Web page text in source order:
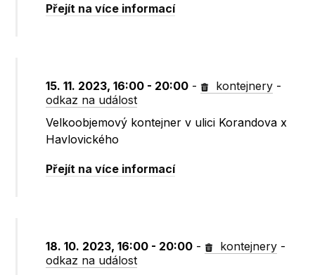
Přejít na více informací
15. 11. 2023, 16:00 - 20:00 - kontejnery -
odkaz na událost
Velkoobjemový kontejner v ulici Korandova x
Havlovického
Přejít na více informací
18. 10. 2023, 16:00 - 20:00 - kontejnery -
odkaz na událost